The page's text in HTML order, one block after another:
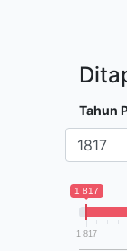
Tahun
1 817
1 817